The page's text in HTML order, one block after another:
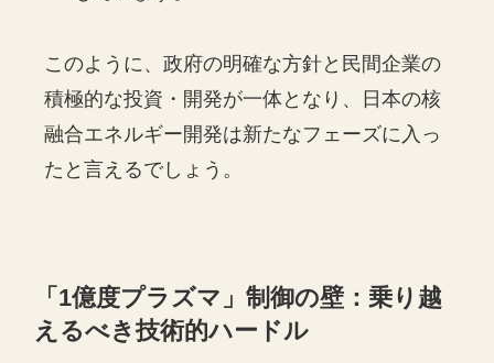
このように、政府の明確な方針と民間企業の
積極的な投資・開発が一体となり、日本の核
融合エネルギー開発は新たなフェーズに入っ
たと言えるでしょう。
「1億度プラズマ」制御の壁：乗り越
えるべき技術的ハードル